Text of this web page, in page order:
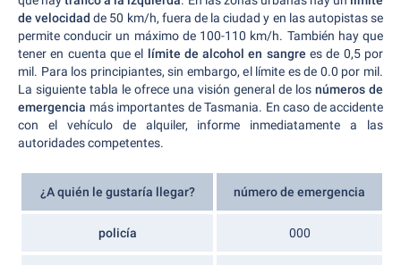
de velocidadde 50 km/h, fuera de la ciudad y en las autopistas se
permite conducir un máximo de 100-110 km/h. También hay que
tener en cuenta que el límite de alcohol en sangrees de 0,5 por
mil. Para los principiantes, sin embargo, el límite es de 0.0 por mil.
La siguiente tabla le ofrece una visión general de los números de
emergencia más importantes de Tasmania. En caso de accidente
con el vehículo de alquiler, informe inmediatamente a las
autoridades competentes.
¿A quién le gustaría llegar? número de emergencia
policía 000